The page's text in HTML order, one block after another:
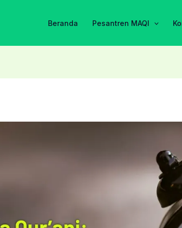
Beranda Pesantren MAQI